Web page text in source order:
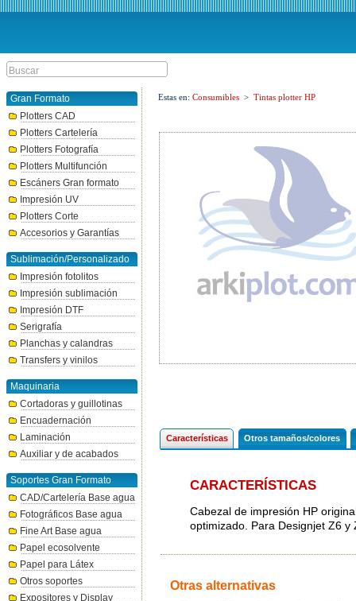
Gran Formato
Plotters CAD
Plotters Cartelería
Plotters Fotografía
Plotters Multifunción
Escáners Gran formato
Impresión UV
Plotters Corte
Accesorios y Garantías
Sublimación/Personalizado
Impresión fotolitos
Impresión sublimación
Impresión DTF
Serigrafía
Planchas y calandras
Transfers y vinilos
Maquinaria
Cortadoras y guillotinas
Encuadernación
Laminación
Auxiliar y de acabados
Soportes Gran Formato
CAD/Cartelería Base agua
Fotográficos Base agua
Fine Art Base agua
Papel ecosolvente
Papel para Látex
Otros soportes
Expositores y Display
Estas en: Consumibles > Tintas plotter HP
Características Otros tamaños/colores
CARACTERÍSTICAS
Cabezal de impresión HP
optimizado. Para Designjet Z6 y
Otras alternativas